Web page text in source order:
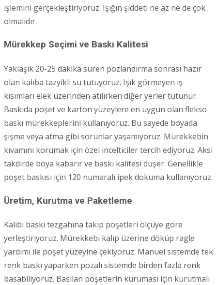
işlemini gerçekleştiriyoruz. Işığın şiddeti ne az ne de çok
olmalıdır.
Mürekkep Seçimi ve Baskı Kalitesi
Yaklaşık 20-25 dakika süren pozlandırma sonrası hazır
olan kalıba tazyikli su tutuyoruz. Işık görmeyen iş
kısımları elek üzerinden atılırken diğer yerler tutunur.
Baskıda poşet ve karton yüzeylere en uygun olan flekso
baskı mürekkeplerini kullanıyoruz. Bu sayede boyada
şişme veya atma gibi sorunlar yaşamıyoruz. Mürekkebin
kıvamını korumak için özel incelticiler tercih ediyoruz. Aksi
takdirde boya kabarır ve baskı kalitesi düşer. Genellikle
poşet baskısı için 120 numaralı ipek dokuma kullanıyoruz.
Üretim, Kurutma ve Paketleme
Kalıbı baskı tezgahına takıp poşetleri ölçüye göre
yerleştiriyoruz. Mürekkebi kalıp üzerine döküp ragle
yardımı ile poşet yüzeyine çekiyoruz. Manuel sistemde tek
renk baskı yaparken pozalı sistemde birden fazla renk
basabiliyoruz. Basılan poşetlerin kuruması için kurutmalı